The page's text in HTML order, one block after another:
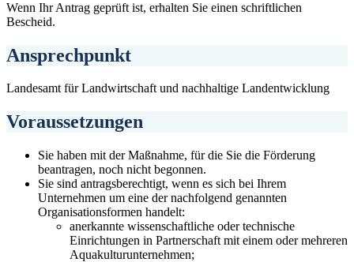
Wenn Ihr Antrag geprüft ist, erhalten Sie einen schriftlichen
Bescheid.
Ansprechpunkt
Landesamt für Landwirtschaft und nachhaltige Landentwicklung
Voraussetzungen
Sie haben mit der Maßnahme, für die Sie die Förderung
beantragen, noch nicht begonnen.
Sie sind antragsberechtigt, wenn es sich bei Ihrem
Unternehmen um eine der nachfolgend genannten
Organisationsformen handelt:
anerkannte wissenschaftliche oder technische
Einrichtungen in Partnerschaft mit einem oder mehreren
Aquakulturunternehmen;